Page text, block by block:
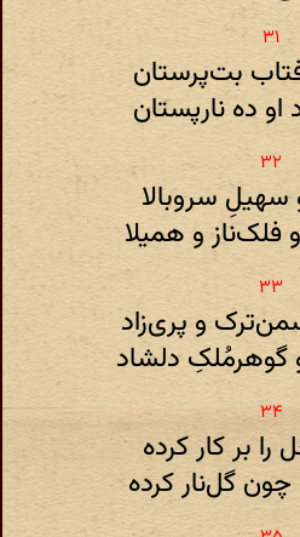
بت‌پرستان
ده نار‌پستان
سروبالا
و همیلا
و پری‌زاد
گوهر‌مُلکِ دلشاد
را بر کار کرده
گل‌نار کرده